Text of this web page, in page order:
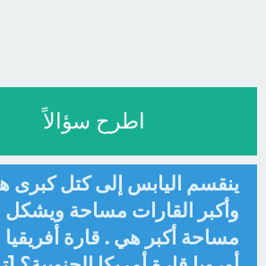
اطرح سؤالاً
ينقسم اليابس إلى كتل كبرى
وأكبر القارات مساحة ويشكل
مساحة أكبر هي . قارة أفريقيا